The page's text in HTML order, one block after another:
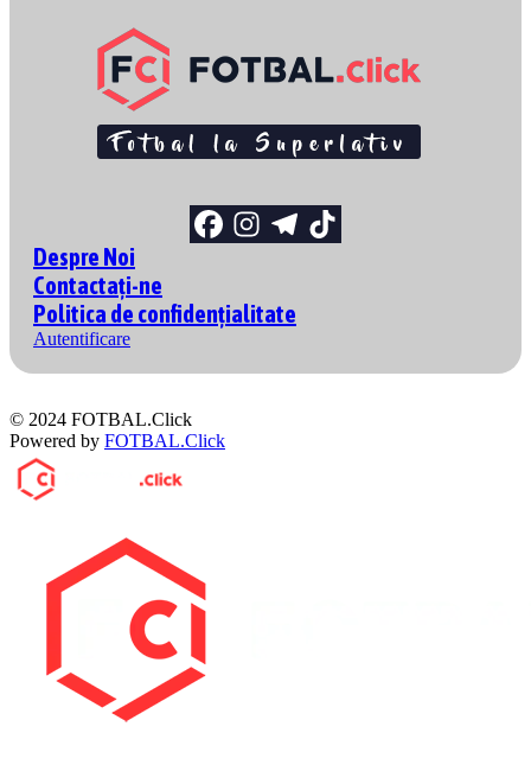
Despre Noi
Contactați-ne
Politica de confidențialitate
Autentificare
© 2024 FOTBAL.Click
Powered by FOTBAL.Click